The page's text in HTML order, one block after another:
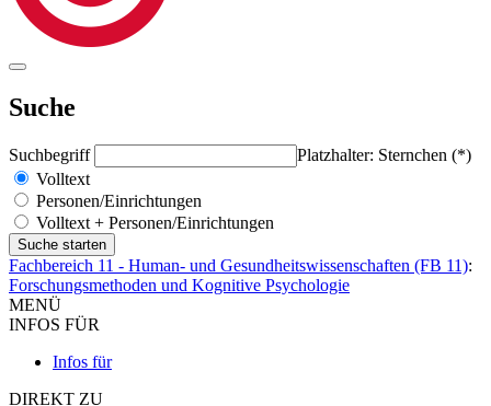
Suche
Suchbegriff
Platzhalter: Sternchen (*)
Volltext
Personen/Einrichtungen
Volltext + Personen/Einrichtungen
Fachbereich 11 - Human- und Gesundheitswissenschaften (FB 11):
Forschungsmethoden und Kognitive Psychologie
MENÜ
INFOS FÜR
Infos für
DIREKT ZU